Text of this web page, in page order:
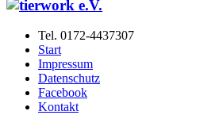
Tel. 0172-4437307
Start
Impressum
Datenschutz
Facebook
Kontakt